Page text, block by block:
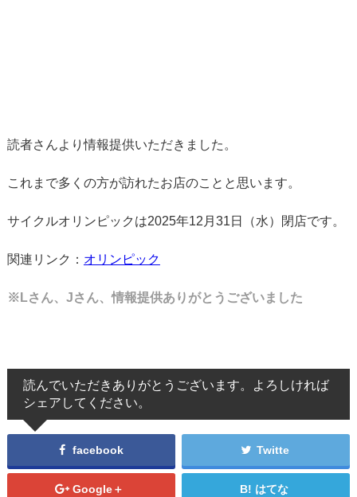
読者さんより情報提供いただきました。
これまで多くの方が訪れたお店のことと思います。
サイクルオリンピックは2025年12月31日（水）閉店です。
関連リンク： オリンピック
※Lさん、Jさん、情報提供ありがとうございました
読んでいただきありがとうございます。よろしければ
シェアしてください。
facebook Twitte
Google＋ はてな